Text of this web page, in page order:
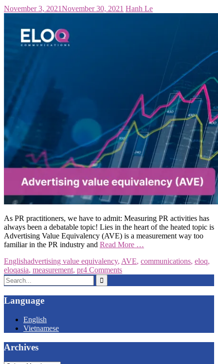
November 3, 2021November 30, 2021 Hanh Le
As PR practitioners, we have to admit: Measuring PR activities has
always been a debatable topic! Lies in the heart of the heated topic is
Advertising Value Equivalency (AVE) is a measurement way too
familiar in the PR industry and Read More …
Englishadvertising value equivalency, AVE, communications, eloq,
eloqasia, measurement, pr4 Comments
Search
for:
Language
English
Vietnamese
Archives